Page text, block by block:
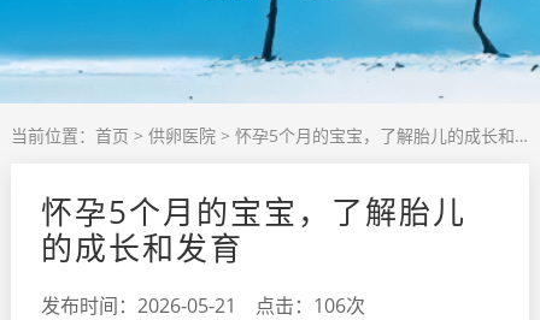
当前位置： 首页 > 供卵医院> 怀孕5个月的宝宝，了解胎儿的成长和发育
怀孕5个月的宝宝，了解胎儿
的成长和发育
发布时间：2026-05-21 点击：106次